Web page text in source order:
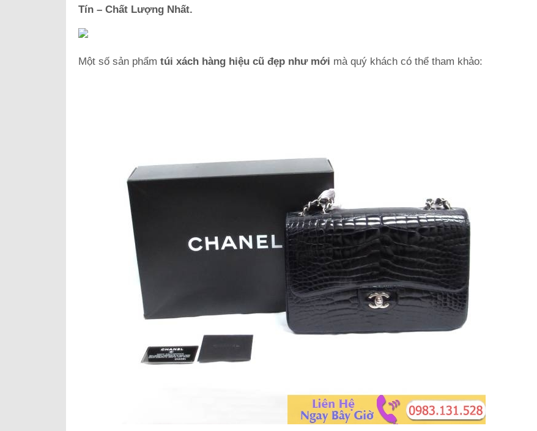
Tín – Chất Lượng Nhất.
Một số sản phẩm túi xách hàng hiệu cũ đẹp như mới mà quý khách có thể tham khảo: